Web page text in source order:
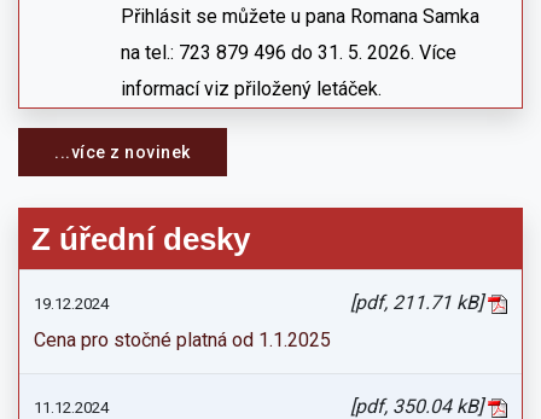
Přihlásit se můžete u pana Romana Samka
na tel.: 723 879 496 do 31. 5. 2026. Více
informací viz přiložený letáček.
...více z novinek
Z úřední desky
19.12.2024
[pdf, 211.71 kB]
Cena pro stočné platná od 1.1.2025
11.12.2024
[pdf, 350.04 kB]